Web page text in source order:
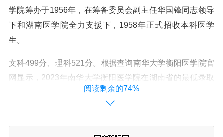
学院筹办于1956年，在筹备委员会副主任华国锋同志领导
下和湖南医学院全力支援下，1958年正式招收本科医学
生。
文科499分、理科521分。根据查询南华大学衡阳医学院官
网显示，2023年南华大学衡阳医学院在湖南省的最低录取
分数线为文科499分、理科521分。
线：本科批（普通类，专业组03）：最低分 553，位次 19
阅读剩余的74%